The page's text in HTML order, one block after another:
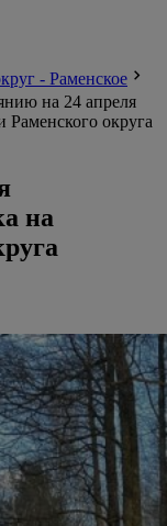
- Раменское
на 24 апреля
Раменского округа
на